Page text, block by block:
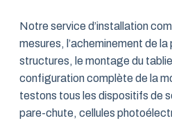
Notre service d’installation
mesures, l’acheminement de
structures, le montage du
configuration complète de la
testons tous les dispositifs de
pare-chute, cellules